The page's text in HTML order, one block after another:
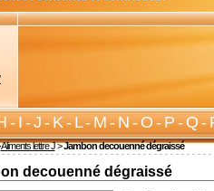
-I-J-K-L-M-N-O-P-Q-
Aliments lettre J>Jambon decouenné dégraissé
decouenné dégraissé